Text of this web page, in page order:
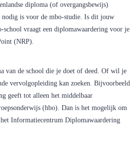
diploma (of overgangsbewijs)
is voor de mbo-studie. Is dit jouw
vraagt een diplomawaardering voor je
(NRP).
van de school die je doet of deed. Of wil je
vervolgopleiding kan zoeken. Bijvoorbeeld
geeft tot alleen het middelbaar
(hbo). Dan is het mogelijk om
Informatiecentrum Diplomawaardering